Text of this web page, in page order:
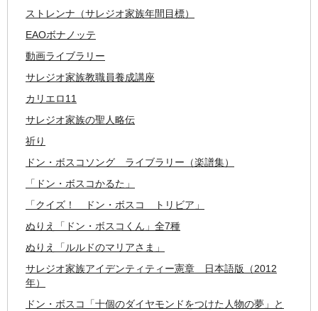
ストレンナ（サレジオ家族年間目標）
EAOボナノッテ
動画ライブラリー
サレジオ家族教職員養成講座
カリエロ11
サレジオ家族の聖人略伝
祈り
ドン・ボスコソング ライブラリー（楽譜集）
「ドン・ボスコかるた」
「クイズ！ ドン・ボスコ トリビア」
ぬりえ「ドン・ボスコくん」全7種
ぬりえ「ルルドのマリアさま」
サレジオ家族アイデンティティー憲章 日本語版（2012
年）
ドン・ボスコ「十個のダイヤモンドをつけた人物の夢」と